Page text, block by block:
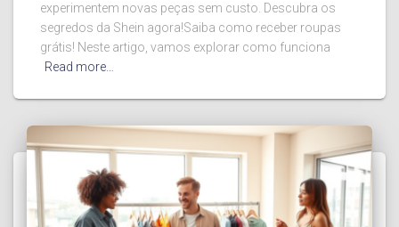
experimentem novas peças sem custo. Descubra os
segredos da Shein agora!Saiba como receber roupas
grátis! Neste artigo, vamos explorar como funciona
Read more…